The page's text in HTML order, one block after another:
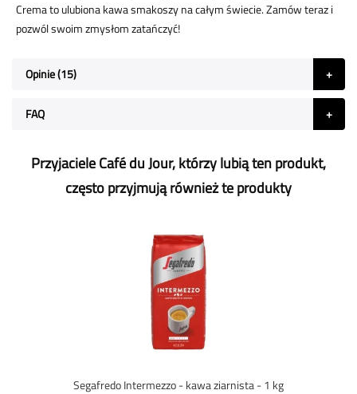
Crema to ulubiona kawa smakoszy na całym świecie. Zamów teraz i
pozwól swoim zmysłom zatańczyć!
Opinie 15
FAQ
Przyjaciele Café du Jour, którzy lubią ten produkt,
często przyjmują również te produkty
Segafredo Intermezzo - kawa ziarnista - 1 kg